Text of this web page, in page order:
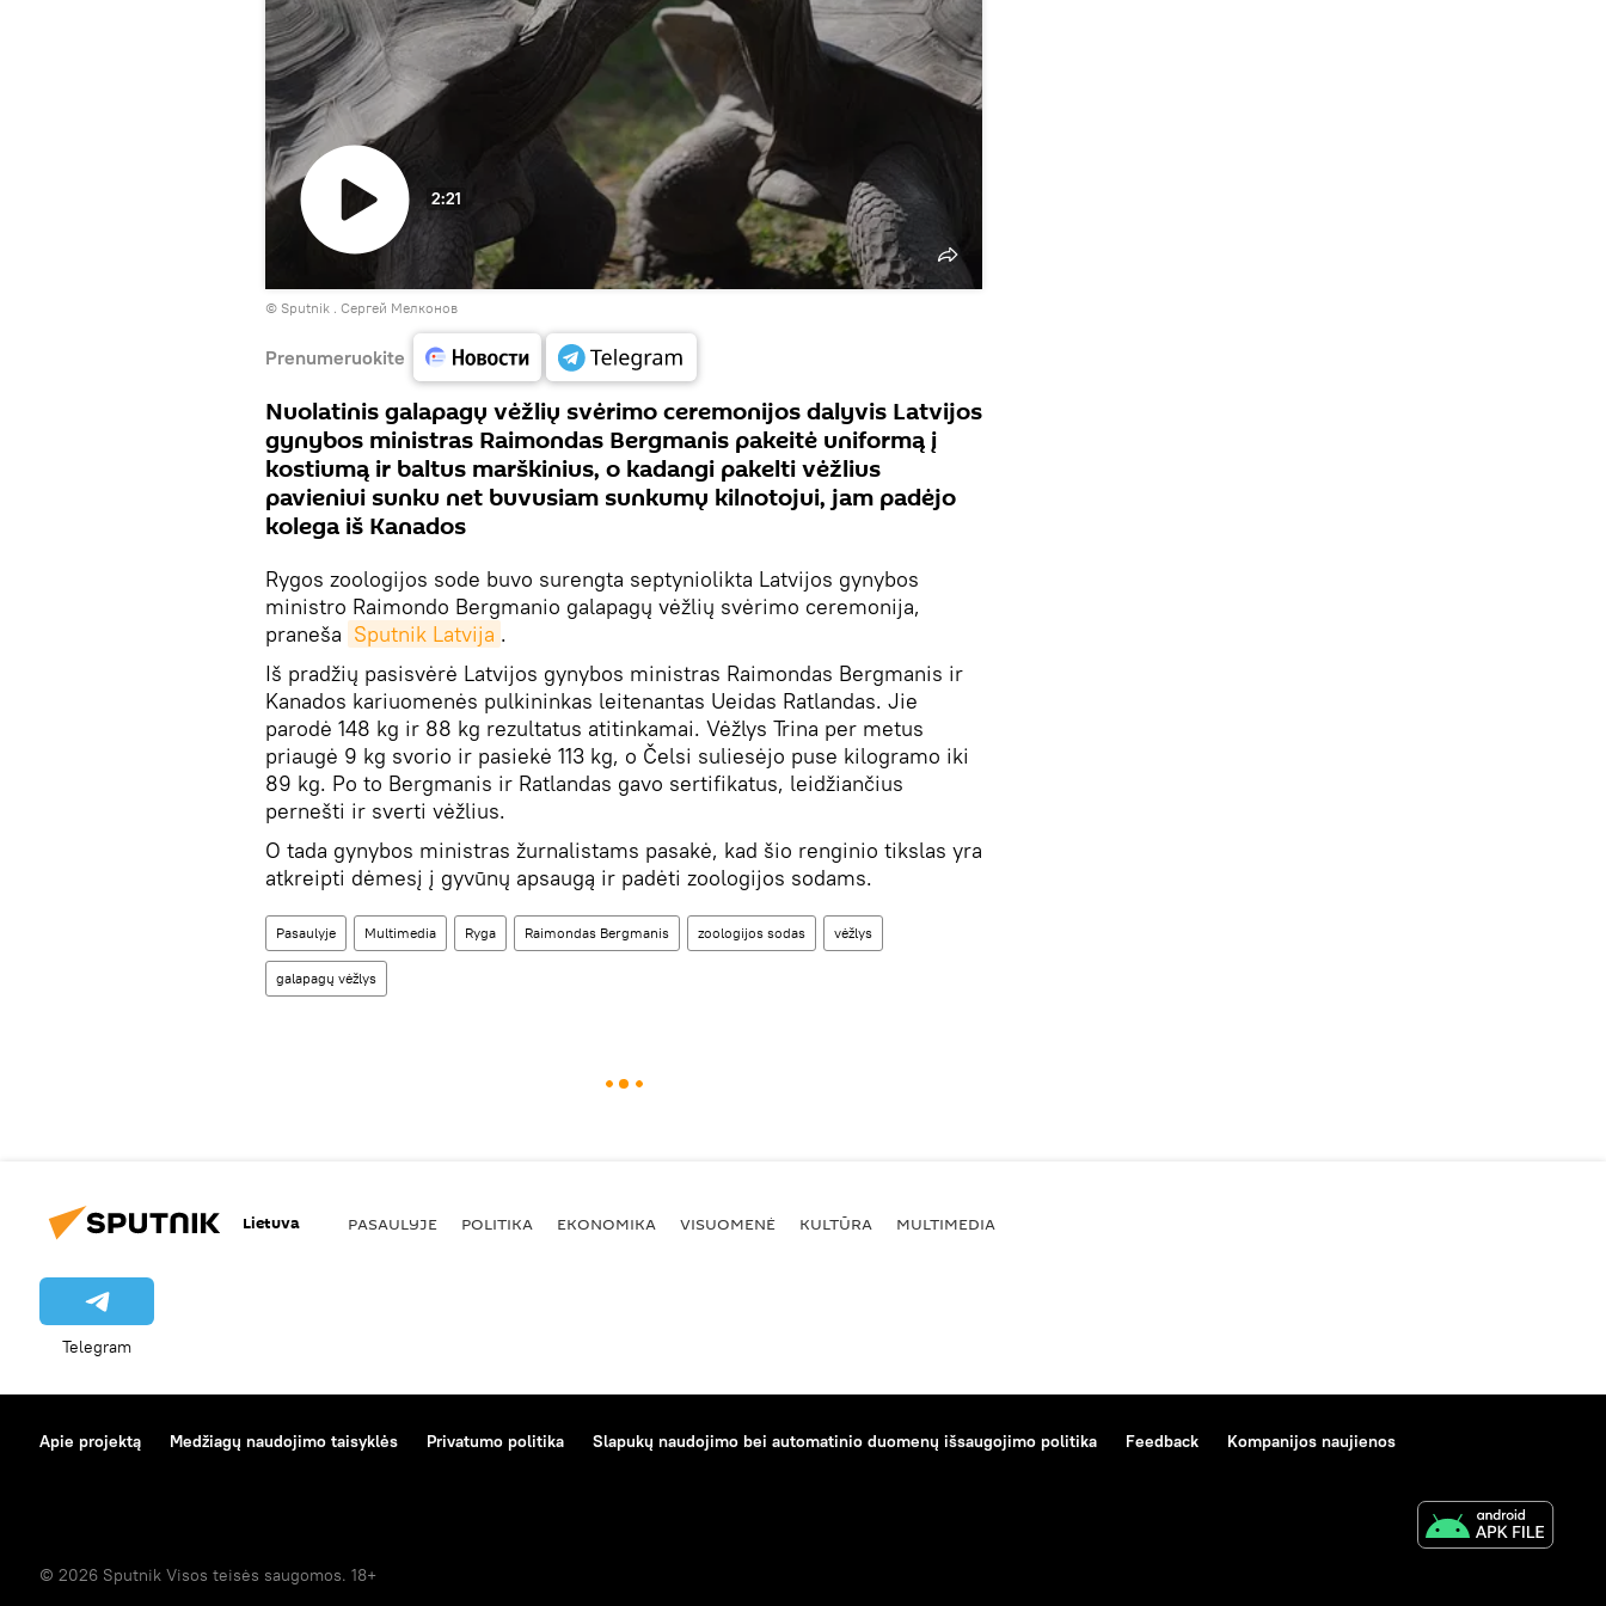
Paleisti
vaizdo
įrašą
2:21
© Sputnik . Сергей Мелконов
Prenumeruokite
Nuolatinis galapagų vėžlių svėrimo ceremonijos dalyvis Latvijos
gynybos ministras Raimondas Bergmanis pakeitė uniformą į
kostiumą ir baltus marškinius, o kadangi pakelti vėžlius
pavieniui sunku net buvusiam sunkumų kilnotojui, jam padėjo
kolega iš Kanados
Rygos zoologijos sode buvo surengta septyniolikta Latvijos gynybos
ministro Raimondo Bergmanio galapagų vėžlių svėrimo ceremonija,
praneša Sputnik Latvija .
Iš pradžių pasisvėrė Latvijos gynybos ministras Raimondas Bergmanis ir
Kanados kariuomenės pulkininkas leitenantas Ueidas Ratlandas. Jie
parodė 148 kg ir 88 kg rezultatus atitinkamai. Vėžlys Trina per metus
priaugė 9 kg svorio ir pasiekė 113 kg, o Čelsi suliesėjo puse kilogramo iki
89 kg. Po to Bergmanis ir Ratlandas gavo sertifikatus, leidžiančius
pernešti ir sverti vėžlius.
O tada gynybos ministras žurnalistams pasakė, kad šio renginio tikslas yra
atkreipti dėmesį į gyvūnų apsaugą ir padėti zoologijos sodams.
Pasaulyje Multimedia Ryga Raimondas Bergmanis zoologijos sodas vėžlys
galapagų vėžlys
Lietuva PASAULYJE POLITIKA EKONOMIKA VISUOMENĖ KULTŪRA MULTIMEDIA
Telegram
Apie projektą Medžiagų naudojimo taisyklės Privatumo politika Slapukų naudojimo bei automatinio duomenų išsaugojimo politika Feedback Kompanijos naujienos
© 2026 Sputnik Visos teisės saugomos. 18+